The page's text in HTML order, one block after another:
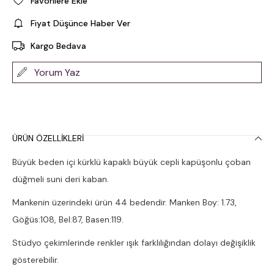
Fiyat Düşünce Haber Ver
Kargo Bedava
Yorum Yaz
ÜRÜN ÖZELLIKLERI
Büyük beden içi kürklü kapaklı büyük cepli kapüşonlu çoban
düğmeli suni deri kaban.
Mankenin üzerindeki ürün 44 bedendir. Manken Boy: 1.73,
Göğüs:108, Bel:87, Basen:119.
Stüdyo çekimlerinde renkler ışık farklılığından dolayı değişiklik
gösterebilir.